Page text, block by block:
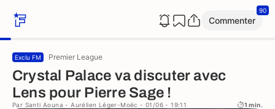
Commenter
90
Exclu FM Premier League
Crystal Palace va discuter avec
Lens pour Pierre Sage !
Par Santi Aouna -Aurélien Léger-Moëc - 01/06 - 19:11 1 min.